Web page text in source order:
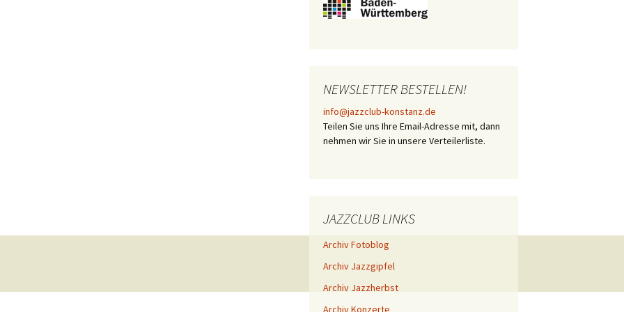
NEWSLETTER BESTELLEN!
info@jazzclub-konstanz.de
Teilen Sie uns Ihre Email-Adresse mit, dann
nehmen wir Sie in unsere Verteilerliste.
JAZZCLUB LINKS
Archiv Fotoblog
Archiv Jazzgipfel
Archiv Jazzherbst
Archiv Konzerte